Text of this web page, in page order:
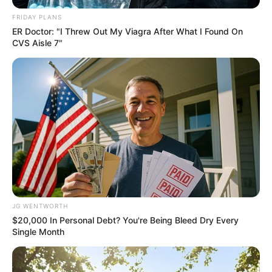
Why everything you thought you knew about water
might be wrong
CTA LOVE
You'll Be Amazed By The Blue Lagoon Stars Today
FRIDAY PLANS
ER Doctor: "I Threw Out My Viagra After What I Found On
CVS Aisle 7"
JG WENTWORTH
$20,000 In Personal Debt? You're Being Bleed Dry Every
Single Month